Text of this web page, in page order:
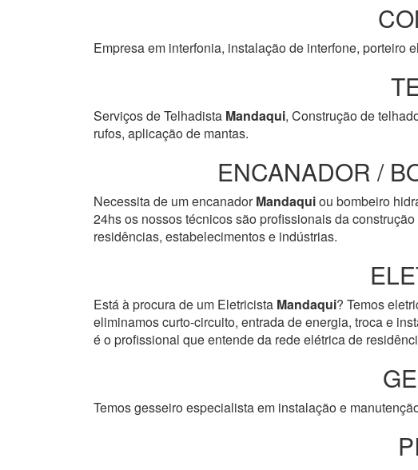
Empresa em interfonia, instalação de interfone,
Serviços de Telhadista Mandaqui, Construção de
rufos, aplicação de mantas.
ENCANADOR /
Necessita de um encanadorMandaquiou bombeiro
24hs os nossos técnicos são profissionais da
residências, estabelecimentos e indústrias.
Está à procura de um Eletricista Mandaqui? Temos
eliminamos curto-circuito, entrada de energia, troca e
é o profissional que entende da rede elétrica de
Temos gesseiro especialista em instalação e